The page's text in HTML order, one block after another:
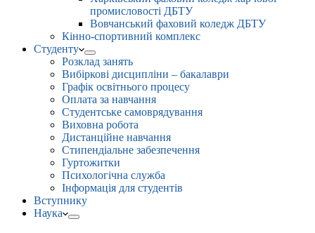
промисловості ДБТУ
Вовчанський фаховий коледж ДБТУ
Кінно-спортивний комплекс
Студенту
Розклад занять
Вибіркові дисципліни – бакалаври
Графік освітнього процесу
Оплата за навчання
Студентське самоврядування
Виховна робота
Дистанційне навчання
Стипендіальне забезпечення
Гуртожитки
Психологічна служба
Інформація для студентів
Вступнику
Наука